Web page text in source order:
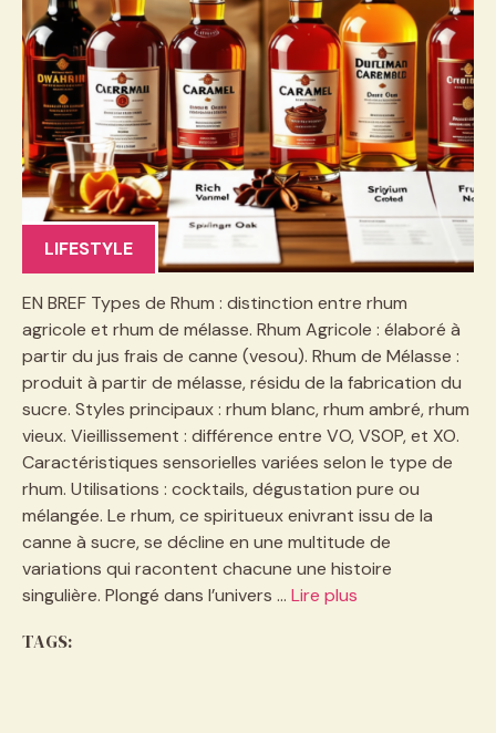
LIFESTYLE
EN BREF Types de Rhum : distinction entre rhum
agricole et rhum de mélasse. Rhum Agricole : élaboré à
partir du jus frais de canne (vesou). Rhum de Mélasse :
produit à partir de mélasse, résidu de la fabrication du
sucre. Styles principaux : rhum blanc, rhum ambré, rhum
vieux. Vieillissement : différence entre VO, VSOP, et XO.
Caractéristiques sensorielles variées selon le type de
rhum. Utilisations : cocktails, dégustation pure ou
mélangée. Le rhum, ce spiritueux enivrant issu de la
canne à sucre, se décline en une multitude de
variations qui racontent chacune une histoire
singulière. Plongé dans l’univers … Lire plus
TAGS: